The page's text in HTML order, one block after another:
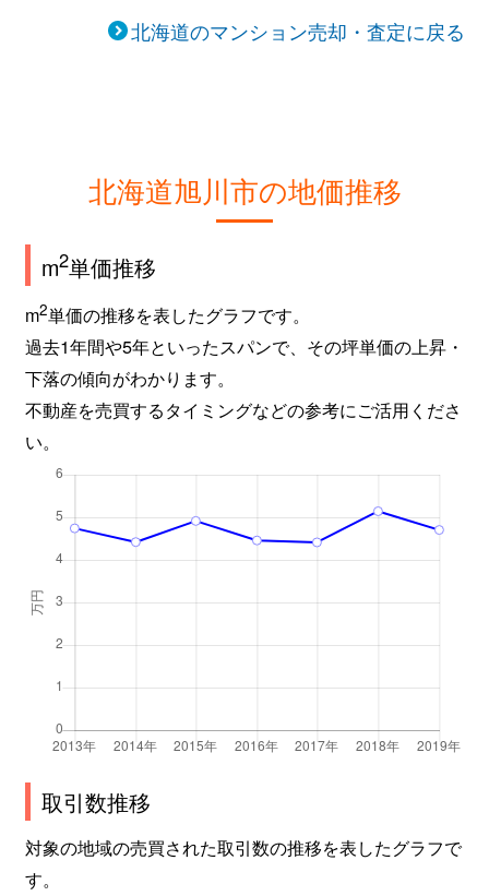
北海道のマンション売却・査定に戻る
北海道旭川市の地価推移
m2単価推移
m2単価の推移を表したグラフです。
過去1年間や5年といったスパンで、その坪単価の上昇・
下落の傾向がわかります。
不動産を売買するタイミングなどの参考にご活用くださ
い。
取引数推移
対象の地域の売買された取引数の推移を表したグラフで
す。